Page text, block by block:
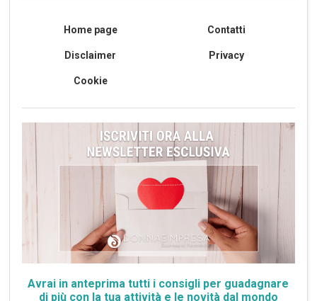
Home page Contatti
Disclaimer Privacy
Cookie
Avrai in anteprima tutti i consigli per guadagnare
di più con la tua attività e le novità dal mondo